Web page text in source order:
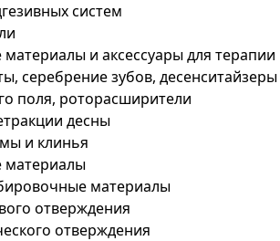
систем
и аксессуары для терапии
серебрение зубов, десенситайзеры
поля, роторасширители
десны
и клинья
материалы
отверждения
отверждения